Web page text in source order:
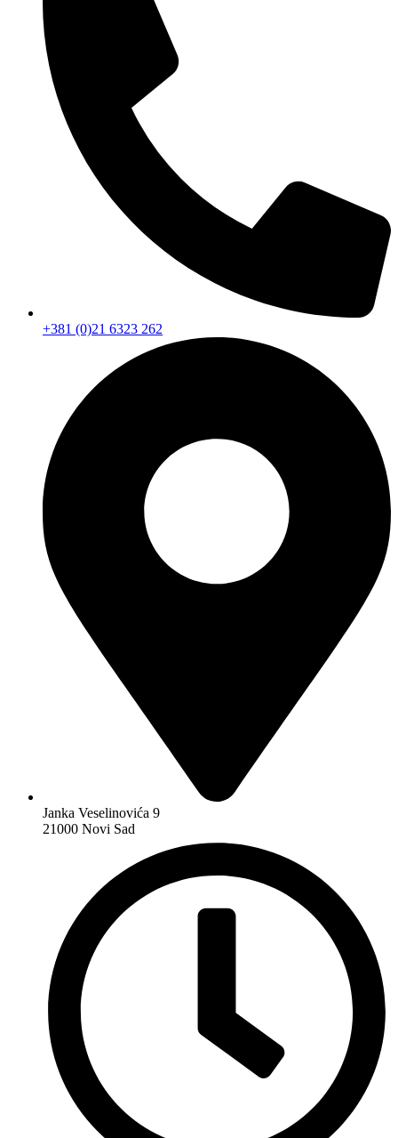
+381 (0)21 6323 262
Janka Veselinovića 9
21000 Novi Sad